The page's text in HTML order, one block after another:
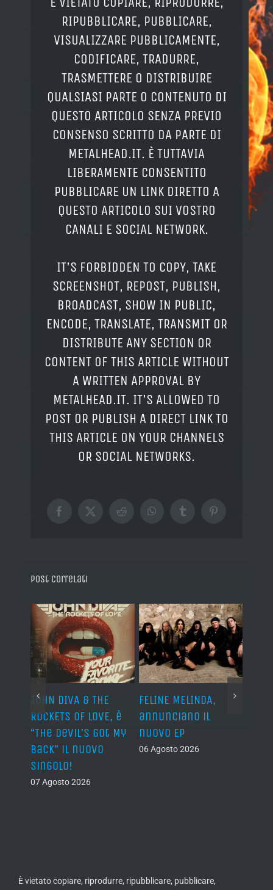
RIPUBBLICARE, PUBBLICARE,
VISUALIZZARE PUBBLICAMENTE,
CODIFICARE, TRADURRE,
TRASMETTERE O DISTRIBUIRE
QUALSIASI PARTE O CONTENUTO DI
QUESTO ARTICOLO SENZA PREVIO
CONSENSO SCRITTO DA PARTE DI
METALHEAD.IT. È TUTTAVIA
LIBERAMENTE CONSENTITO
PUBBLICARE UN LINK DIRETTO A
QUESTO ARTICOLO SUI VOSTRO
CANALI E SOCIAL NETWORK.
IT'S FORBIDDEN TO COPY, TAKE
SCREENSHOT, REPOST, PUBLISH,
BROADCAST, SHOW IN PUBLIC,
ENCODE, TRANSLATE, TRANSMIT OR
DISTRIBUTE ANY SECTION OR
CONTENT OF THIS ARTICLE WITHOUT
A WRITTEN APPROVAL BY
METALHEAD.IT. IT'S ALLOWED TO
POST OR PUBLISH A DIRECT LINK TO
THIS ARTICLE ON YOUR CHANNELS
OR SOCIAL NETWORKS.
Facebook
X RedditWhatsAppTumblrPinterest
Post correlati
JOHN DIVA & THE
ROCKETS OF LOVE, è
“The Devil’s Got My
Back” il nuovo
singolo!
07 Agosto 2026
FELINE MELINDA,
annunciano il
nuovo EP
06 Agosto 2026
È vietato copiare, riprodurre, ripubblicare, pubblicare,